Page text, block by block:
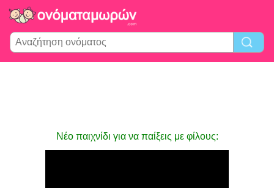
Νέο παιχνίδι για να παίξεις με φίλους: